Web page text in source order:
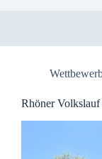
Rhöner Volkslauf